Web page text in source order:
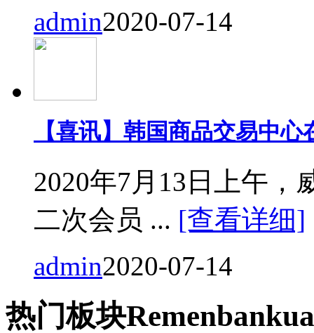
admin2020-07-14
【喜讯】韩国商品交易中
2020年7月13日上午，
二次会员 ... [查看详细]
admin2020-07-14
热门板块Remen